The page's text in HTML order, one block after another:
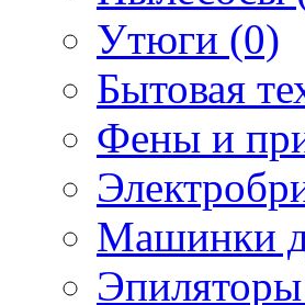
Утюги (0)
Бытовая
Фены и
Машинки